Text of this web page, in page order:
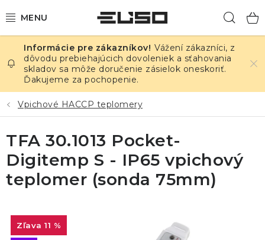
na
ELEKTRINA
TEPLOTA A VLHKOSŤ
TLAK A ÚNIKY
ZÁZNAMNÍKY
KALIBRÁCIA
OSTATNÉ
Vážení zákazníci, z
dôvodu prebiehajúcich dovoleniek a sťahovania
skladov sa môže doručenie zásielok oneskoriť.
Ďakujeme za pochopenie.
Vpichové HACCP teplomery
TFA 30.1013 Pocket-
Digitemp S - IP65 vpichový
teplomer (sonda 75mm)
11 %